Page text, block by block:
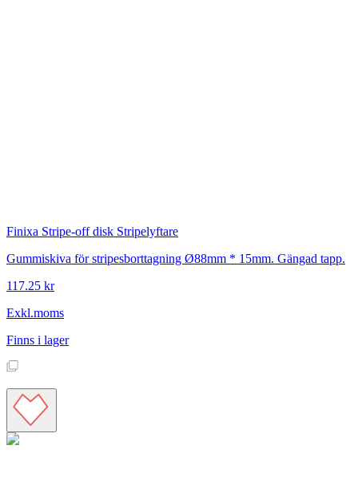
Finixa Stripe-off disk Stripelyftare
Gummiskiva för stripesborttagning Ø88mm * 15mm. Gängad tapp.
117.25 kr
Exkl.moms
Finns i lager